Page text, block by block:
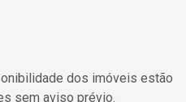
dos imóveis estão
sem aviso prévio.